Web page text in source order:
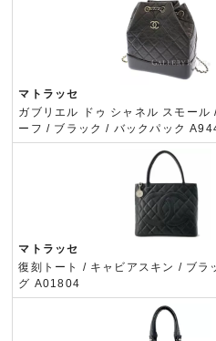
マトラッセ
ガブリエル ドゥ シャネル スモール
ーフ / ブラック / バックパック
マトラッセ
復刻トート / キャビアスキン / ブラ
グ A01804